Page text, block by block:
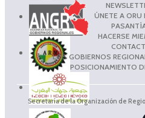
ÚNETE A ORU
HACERSE
LOS GOBIERNOS
POSICIONAMIENTO
Secretaría de la Organización de